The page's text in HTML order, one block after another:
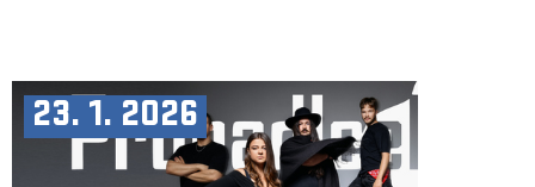
23. 1. 2026